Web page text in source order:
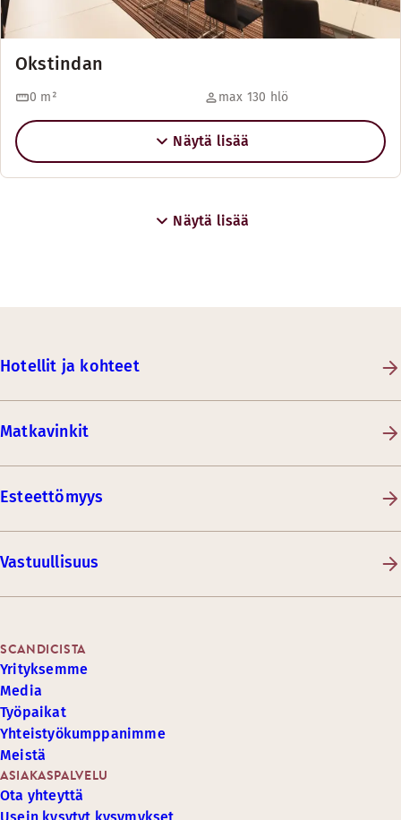
Okstindan
0 m² max 130 hlö
Näytä lisää
Näytä lisää
Hotellit ja kohteet
Matkavinkit
Esteettömyys
Vastuullisuus
ASIAKASPALVELU
Ota yhteyttä
SCANDICISTA
Yrityksemme
Media
Työpaikat
Yhteistyökumppanimme
Meistä